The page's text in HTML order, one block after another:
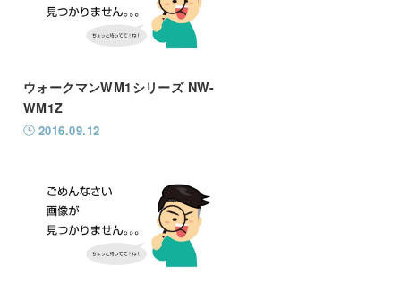
ウォークマンWM1シリーズ NW-
WM1Z
2016.09.12